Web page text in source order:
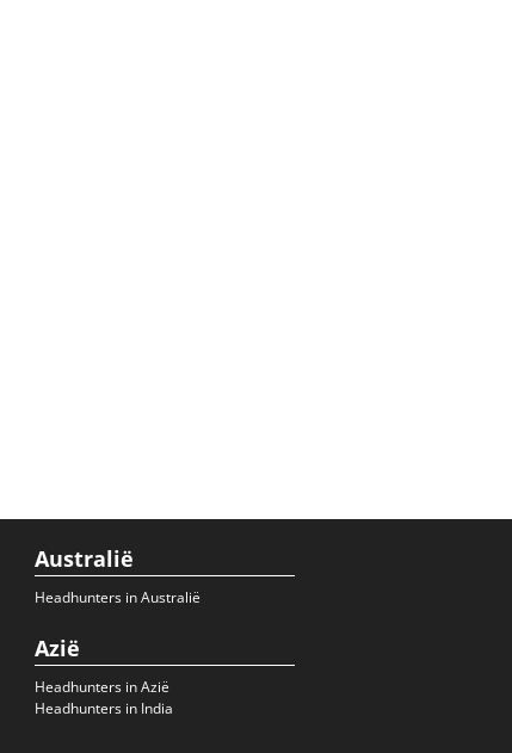
Australië
Headhunters in Australië
Azië
Headhunters in Azië
Headhunters in India